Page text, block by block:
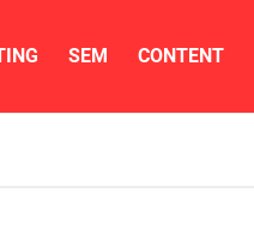
SEM CONTENT